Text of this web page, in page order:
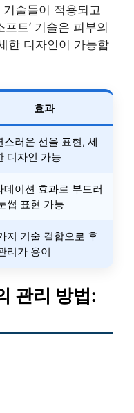
술들이 적용되고
트’ 기술은 피부의
한 디자인이 가능합
효과
스러운 선을 표현, 세
디자인 가능
데이션 효과로 부드러
썹 표현 가능
지 기술 결합으로 후
리가 용이
관리 방법: